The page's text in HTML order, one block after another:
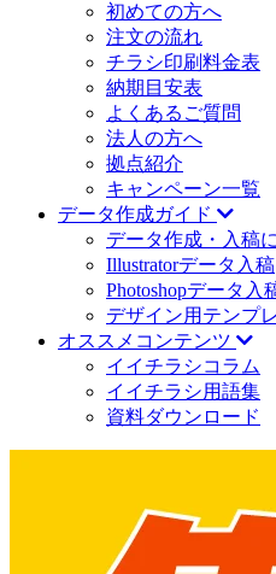
初めての方へ
注文の流れ
チラシ印刷料金表
納期目安表
よくあるご質問
法人の方へ
拠点紹介
キャンペーン一覧
データ作成ガイド
データ作成・入稿
Illustratorデータ入稿
Photoshopデータ入
デザイン用テンプ
オススメコンテンツ
イイチラシコラム
イイチラシ用語集
資料ダウンロード